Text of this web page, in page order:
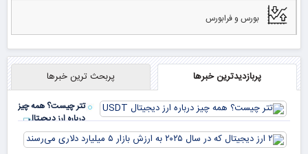
بورس و فرابورس
پربازدیدترین خبرها پربحث ترین خبرها
تتر چیست؟ همه چیز
درباره ارز دیجیتال
USDT